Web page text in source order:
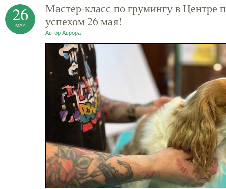
Мастер-класс по грумингу в
успехом 26 мая!
Автор Аврора
26
MAY